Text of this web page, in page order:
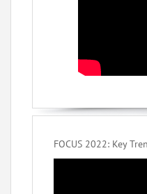
FOCUS 2022: Key